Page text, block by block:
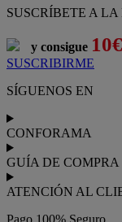
SUSCRÍBETE A LA
y consigue 10€
SUSCRIBIRME
SÍGUENOS EN
CONFORAMA
GUÍA DE COMPRA
ATENCIÓN AL
Pago 100% Seguro